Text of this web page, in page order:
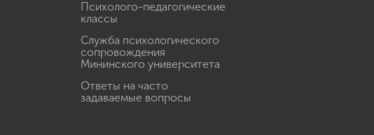
Психолого-педагогические
классы
Служба психологического
сопровождения
Мининского университета
Ответы на часто
задаваемые вопросы